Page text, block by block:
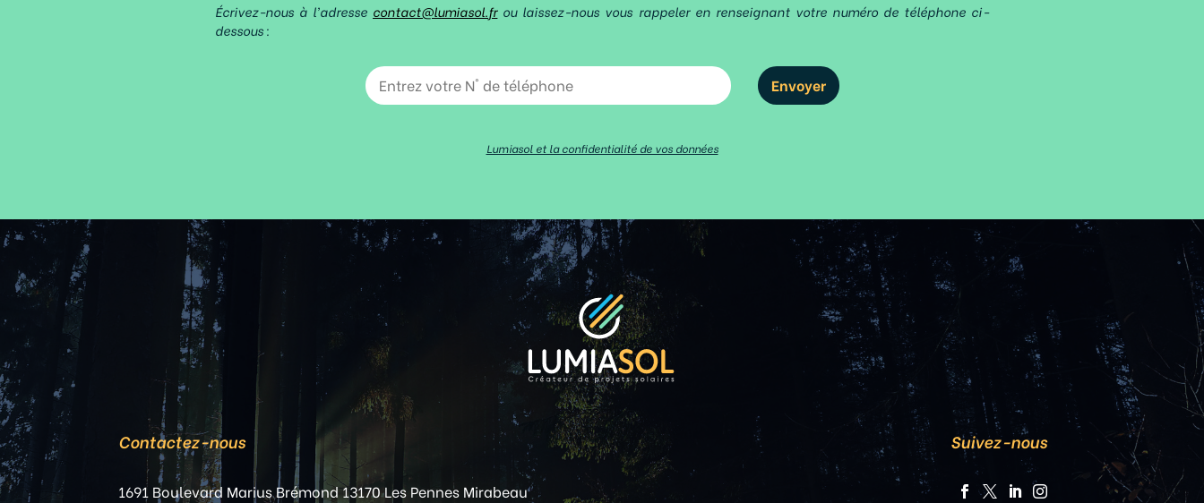
Écrivez-nous à l'adresse contact@lumiasol.frou laissez-nous vous rappeler en renseignant votre numéro de téléphone ci-
dessous :
Lumiasol et la confidentialité de vos données
Contactez-nous
1691 Boulevard Marius Brémond 13170 Les Pennes Mirabeau
Suivez-nous
   